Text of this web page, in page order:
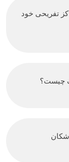
تفریحی خود
چیست؟